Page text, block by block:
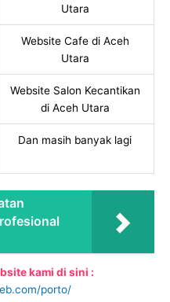
Utara
Website Cafe di Aceh
Utara
Website Salon Kecantikan
di Aceh Utara
Dan masih banyak lagi
kami di sini :
porto/